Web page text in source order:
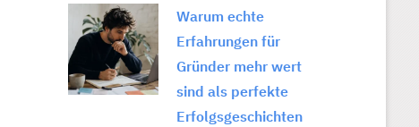
Warum echte
Erfahrungen für
Gründer mehr wert
sind als perfekte
Erfolgsgeschichten